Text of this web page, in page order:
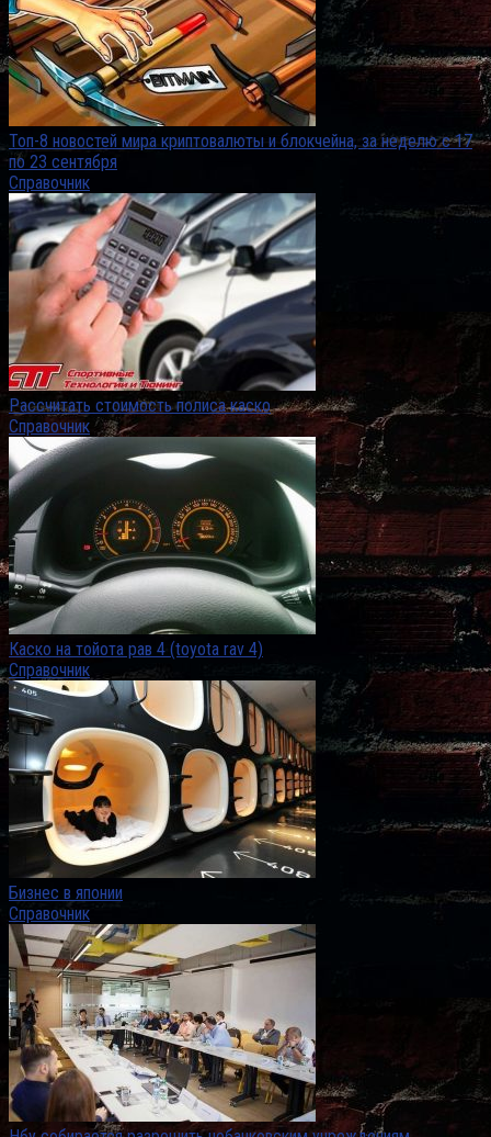
Топ-8 новостей мира криптовалюты и блокчейна, за неделю с 17
по 23 сентября
Справочник
Рассчитать стоимость полиса каско
Справочник
Каско на тойота рав 4 (toyota rav 4)
Справочник
Бизнес в японии
Справочник